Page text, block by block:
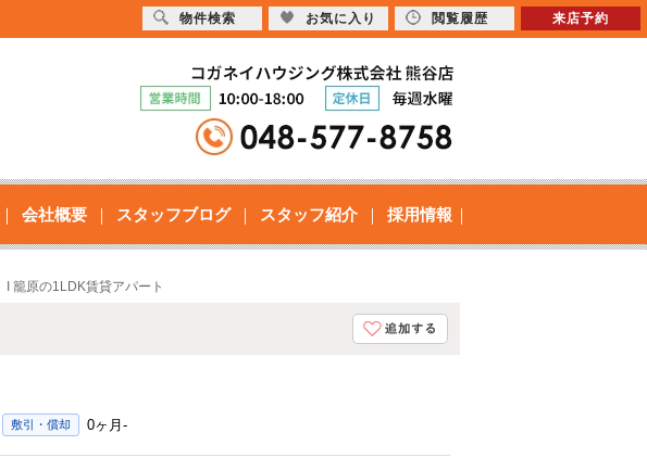
会社概要 スタッフブログ スタッフ紹介 採用情報
I 籠原の1LDK賃貸アパート
敷引・償却 0ヶ月-
物件検索 お気に入り 閲覧履歴 来店予約